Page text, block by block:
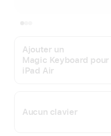
Ajouter un
Magic Keyboard pour
iPad Air
Aucun clavier